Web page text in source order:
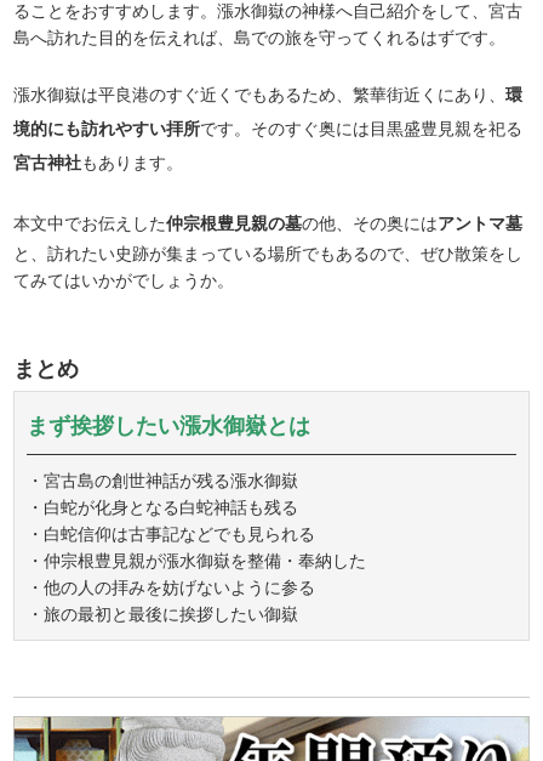
ることをおすすめします。漲水御嶽の神様へ自己紹介をして、宮古
島へ訪れた目的を伝えれば、島での旅を守ってくれるはずです。
漲水御嶽は平良港のすぐ近くでもあるため、繁華街近くにあり、環
境的にも訪れやすい拝所です。そのすぐ奥には目黒盛豊見親を祀る
宮古神社もあります。
本文中でお伝えした仲宗根豊見親の墓の他、その奥にはアントマ墓
と、訪れたい史跡が集まっている場所でもあるので、ぜひ散策をし
てみてはいかがでしょうか。
まとめ
まず挨拶したい漲水御嶽とは
・宮古島の創世神話が残る漲水御嶽
・白蛇が化身となる白蛇神話も残る
・白蛇信仰は古事記などでも見られる
・仲宗根豊見親が漲水御嶽を整備・奉納した
・他の人の拝みを妨げないように参る
・旅の最初と最後に挨拶したい御嶽